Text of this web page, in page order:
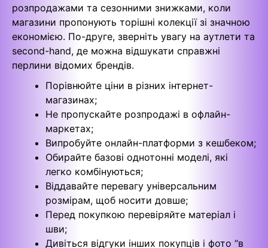
розпродажами та сезонними знижками, коли
магазини пропонують торішні колекції зі значною
економією. По-друге, зверніть увагу на аутлети та
second-hand, де можна відшукати справжні
перлини відомих брендів.
Порівнюйте ціни в різних інтернет-
магазинах;
Не пропускайте розпродажі в офлайн-
маркетах;
Випробуйте онлайн-платформи з кешбеком;
Обирайте базові однотонні моделі, які
легко комбінуються;
Віддавайте перевагу універсальним
розмірам, щоб носити довше;
Перед покупкою перевіряйте матеріал і
шви;
Дивіться відгуки інших покупців і фото “в